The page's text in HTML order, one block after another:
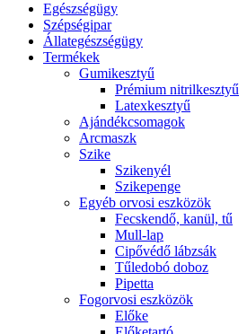
Egészségügy
Szépségipar
Állategészségügy
Termékek
Gumikesztyű
Prémium nitrilkesztyű
Latexkesztyű
Ajándékcsomagok
Arcmaszk
Szike
Szikenyél
Szikepenge
Egyéb orvosi eszközök
Fecskendő, kanül, tű
Mull-lap
Cipővédő lábzsák
Tűledobó doboz
Pipetta
Fogorvosi eszközök
Előke